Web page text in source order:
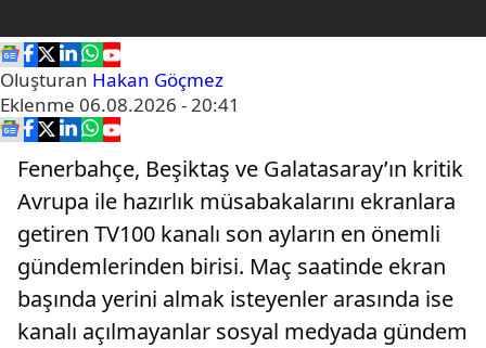
Oluşturan Hakan Göçmez
Eklenme 06.08.2026 - 20:41
Fenerbahçe, Beşiktaş ve Galatasaray’ın kritik
Avrupa ile hazırlık müsabakalarını ekranlara
getiren TV100 kanalı son ayların en önemli
gündemlerinden birisi. Maç saatinde ekran
başında yerini almak isteyenler arasında ise
kanalı açılmayanlar sosyal medyada gündem